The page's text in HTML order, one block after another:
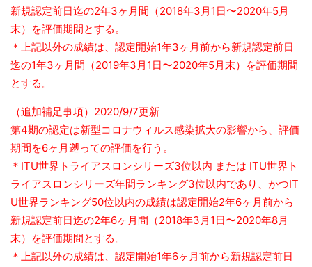
新規認定前日迄の2年3ヶ月間（2018年3月1日〜2020年5月
末）を評価期間とする。
＊上記以外の成績は、認定開始1年3ヶ月前から新規認定前日
迄の1年3ヶ月間（2019年3月1日〜2020年5月末）を評価期間
とする。
（追加補足事項）2020/9/7更新
第4期の認定は新型コロナウィルス感染拡大の影響から、評価
期間を6ヶ月遡っての評価を行う。
＊ITU世界トライアスロンシリーズ3位以内 または ITU世界ト
ライアスロンシリーズ年間ランキング3位以内であり、かつIT
U世界ランキング50位以内の成績は認定開始2年6ヶ月前から
新規認定前日迄の2年6ヶ月間（2018年3月1日〜2020年8月
末）を評価期間とする。
＊上記以外の成績は、認定開始1年6ヶ月前から新規認定前日